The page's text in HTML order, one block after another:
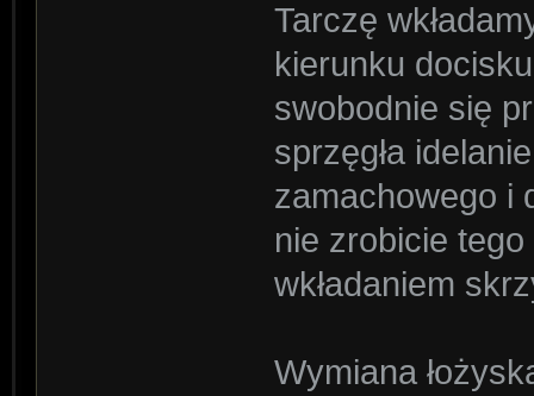
Tarczę
kierunku
swobodnie się
sprzęgła
zamachowego i
nie zrobicie
wkładaniem
Wymiana